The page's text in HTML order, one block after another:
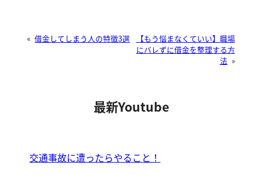
« 借金してしまう人の特徴3選
【もう悩まなくていい】職場
にバレずに借金を整理する方
法 »
最新Youtube
交通事故に遭ったらやること！